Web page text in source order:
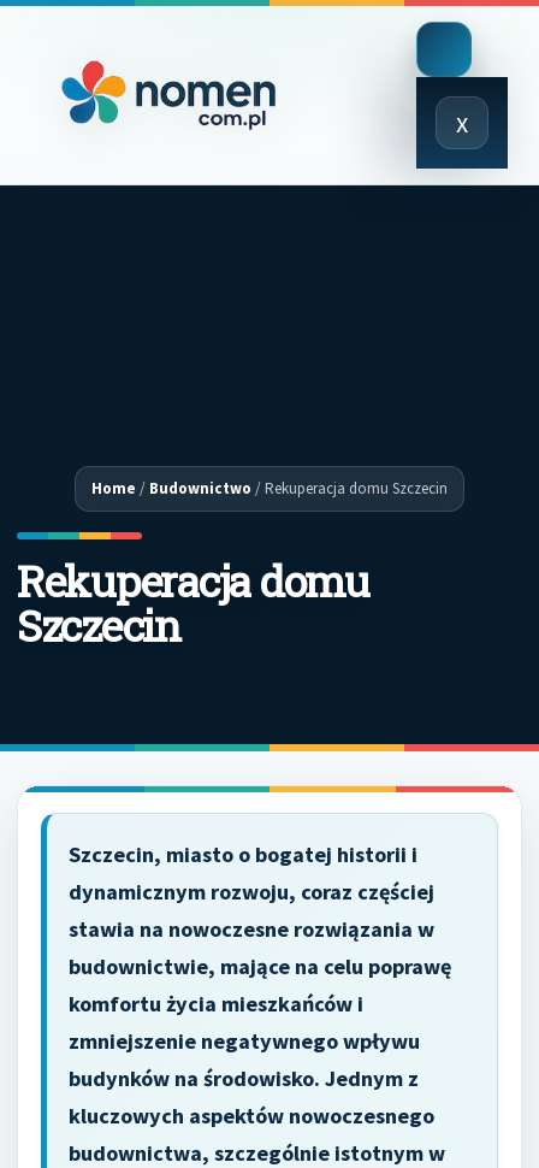
x
Close
Menu
Home / Budownictwo /Rekuperacja domu Szczecin
Rekuperacja domu
Szczecin
Szczecin, miasto o bogatej historii i
dynamicznym rozwoju, coraz częściej
stawia na nowoczesne rozwiązania w
budownictwie, mające na celu poprawę
komfortu życia mieszkańców i
zmniejszenie negatywnego wpływu
budynków na środowisko. Jednym z
kluczowych aspektów nowoczesnego
budownictwa, szczególnie istotnym w